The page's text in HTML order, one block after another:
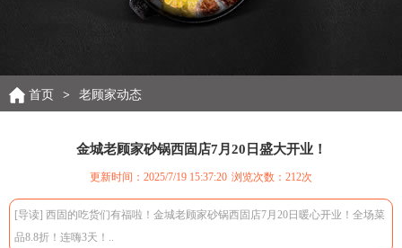
首页 > 老顾家动态
金城老顾家砂锅西固店7月20日盛大开业！
更新时间：2025/7/19 15:37:20 浏览次数： 212次
[导读] 西固的吃货们有福啦！金城老顾家砂锅西固店7月20日暖心开业！全场菜
品8.8折！连嗨3天！..